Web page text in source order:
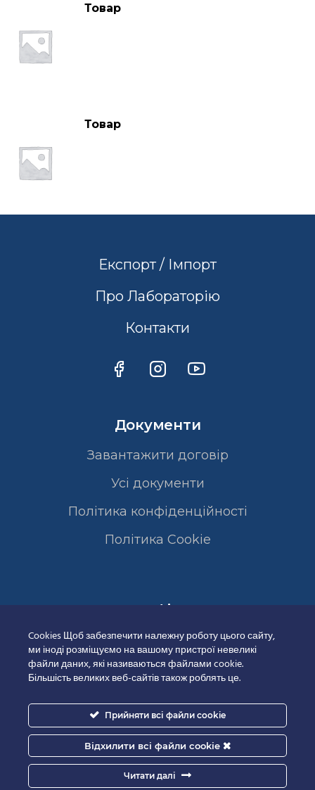
Товар
Товар
Експорт / Імпорт
Про Лабораторію
Контакти
Документи
Завантажити договір
Усі документи
Політика конфіденційності
Полiтика Cookie
Сертифікати
Cookies Щоб забезпечити належну роботу цього сайту,
ми іноді розміщуємо на вашому пристрої невеликі
файли даних, які називаються файлами cookie.
Більшість великих веб-сайтів також роблять це.
Прийняти всі файли cookie
Відхилити всі файли cookie
Читати далі